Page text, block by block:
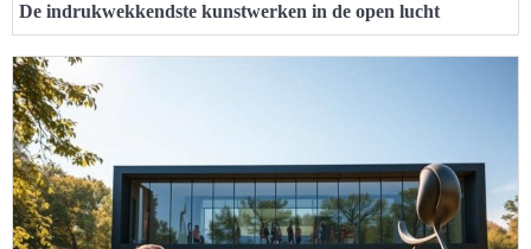
De indrukwekkendste kunstwerken in de open lucht